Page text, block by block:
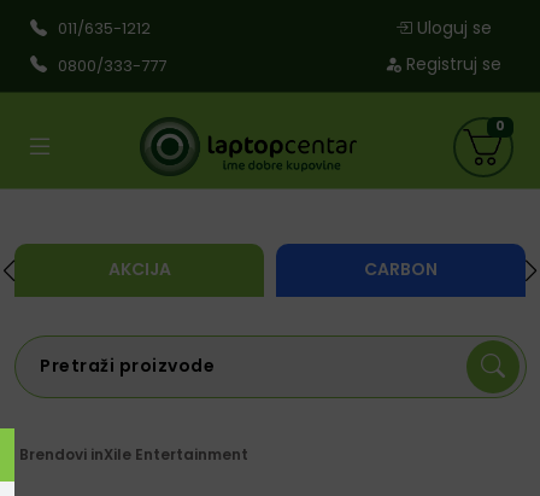
011/635-1212
0800/333-777
Uloguj se
Registruj se
AKCIJA CARBON
0
Brendovi inXile Entertainment